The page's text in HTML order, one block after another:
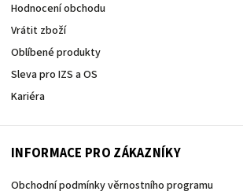
Hodnocení obchodu
Vrátit zboží
Oblíbené produkty
Sleva pro IZS a OS
Kariéra
INFORMACE PRO ZÁKAZNÍKY
Obchodní podmínky věrnostního programu